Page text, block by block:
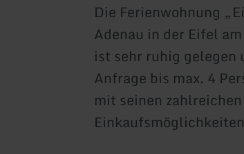
Die Ferienwohnung
Adenau in der Eifel
ist sehr ruhig gelegen
Anfrage bis max. 4
mit seinen